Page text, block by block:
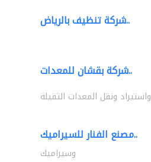
شركة تنظيف بالرياض..
شركة بقشان للمعدات..
واستيراد ونقل المعدات الثقيلة
مصنع الفنار للسيراميك..
وسيراميك